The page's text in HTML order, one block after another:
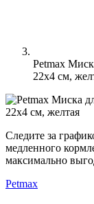
Petmax
22х4 см,
Следите за
медленного
максимально
Petmax